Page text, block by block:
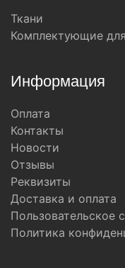
Ткани
Комплектующие
Информация
Оплата
Контакты
Новости
Отзывы
Реквизиты
Доставка и оплата
Пользовательское
Политика